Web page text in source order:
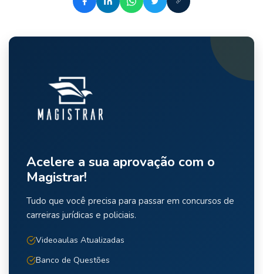
Acelere a sua aprovação com o
Magistrar!
Tudo que você precisa para passar em concursos de
carreiras jurídicas e policiais.
Videoaulas Atualizadas
Banco de Questões